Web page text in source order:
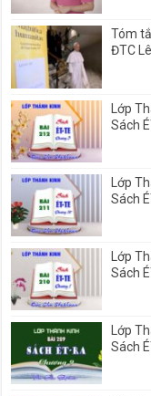
Tóm
ĐTC
Lớp
Sách
Lớp
Sách
Lớp
Sách
Lớp
Sách